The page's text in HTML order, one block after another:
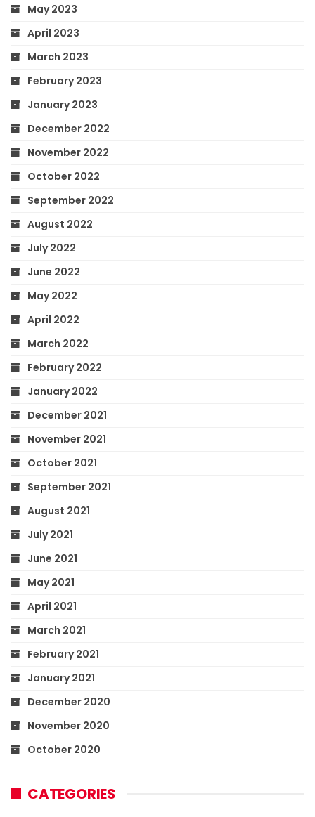
May 2023
April 2023
March 2023
February 2023
January 2023
December 2022
November 2022
October 2022
September 2022
August 2022
July 2022
June 2022
May 2022
April 2022
March 2022
February 2022
January 2022
December 2021
November 2021
October 2021
September 2021
August 2021
July 2021
June 2021
May 2021
April 2021
March 2021
February 2021
January 2021
December 2020
November 2020
October 2020
CATEGORIES